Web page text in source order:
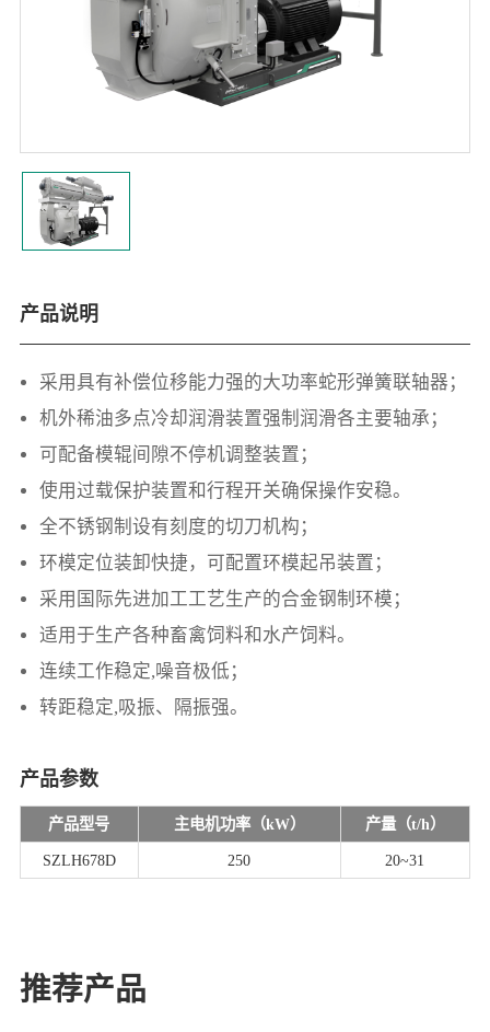
产品说明
采用具有补偿位移能力强的大功率蛇形弹簧联轴器；
机外稀油多点冷却润滑装置强制润滑各主要轴承；
可配备模辊间隙不停机调整装置；
使用过载保护装置和行程开关确保操作安稳。
全不锈钢制设有刻度的切刀机构；
环模定位装卸快捷，可配置环模起吊装置；
采用国际先进加工工艺生产的合金钢制环模；
适用于生产各种畜禽饲料和水产饲料。
连续工作稳定,噪音极低；
转距稳定,吸振、隔振强。
产品参数
产品型号 主电机功率（kW） 产量（t/h）
SZLH678D 250 20~31
推荐产品